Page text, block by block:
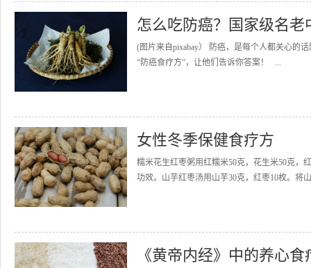
怎么吃防癌？国家级名老
(图片来自pixabay） 防癌，是每个人都关心的
“防癌食疗方”，让他们告诉你答案！ ...
女性冬季保健食疗方
糯米花生红枣粥用红糯米50克，花生米50克，
功效。山芋红枣汤用山芋30克，红枣10枚。将
《黄帝内经》中的养心食